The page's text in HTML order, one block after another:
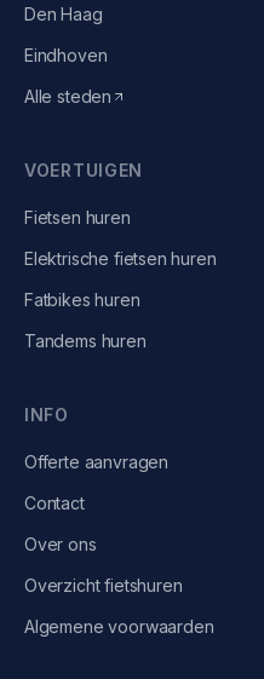
Den Haag
Eindhoven
Alle steden
VOERTUIGEN
Fietsen huren
Elektrische fietsen huren
Fatbikes huren
Tandems huren
INFO
Offerte aanvragen
Contact
Over ons
Overzicht fietshuren
Algemene voorwaarden